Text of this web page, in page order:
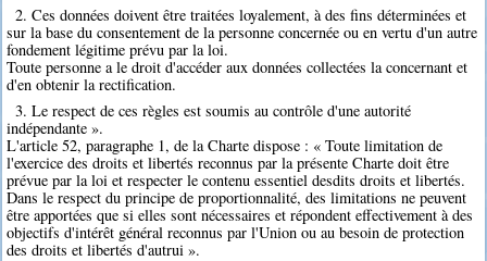
2. Ces données doivent être traitées loyalement, à des fins déterminées et
sur la base du consentement de la personne concernée ou en vertu d'un autre
fondement légitime prévu par la loi.
Toute personne a le droit d'accéder aux données collectées la concernant et
d'en obtenir la rectification.
3. Le respect de ces règles est soumis au contrôle d'une autorité
indépendante ».
L'article 52, paragraphe 1, de la Charte dispose : « Toute limitation de
l'exercice des droits et libertés reconnus par la présente Charte doit être
prévue par la loi et respecter le contenu essentiel desdits droits et libertés.
Dans le respect du principe de proportionnalité, des limitations ne peuvent
être apportées que si elles sont nécessaires et répondent effectivement à des
objectifs d'intérêt général reconnus par l'Union ou au besoin de protection
des droits et libertés d'autrui ».